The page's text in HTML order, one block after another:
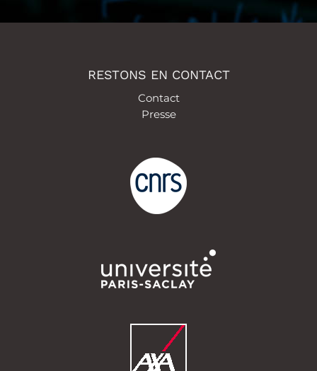
RESTONS EN CONTACT
Contact
Presse